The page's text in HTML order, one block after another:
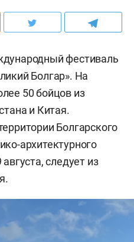
фестиваль
Болгар». На
50 бойцов из
и Китая.
Болгарского
архитектурного
следует из